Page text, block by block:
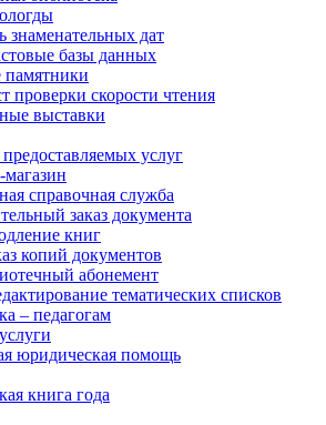
знаменательных дат
базы данных
проверки скорости чтения
выставки
услуг
справочная служба
заказ документа
книг
копий документов
абонемент
тематических списков
– педагогам
юридическая помощь
книга года